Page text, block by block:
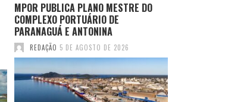
MPOR PUBLICA PLANO MESTRE DO
COMPLEXO PORTUÁRIO DE
PARANAGUÁ E ANTONINA
REDAÇÃO 5 DE AGOSTO DE 2026